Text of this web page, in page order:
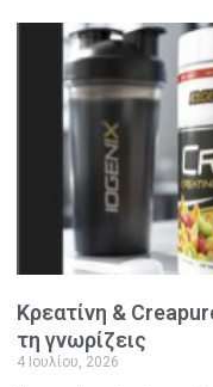
Κρεατίνη &
τη γνωρίζεις
4 Ιουλίου, 2026